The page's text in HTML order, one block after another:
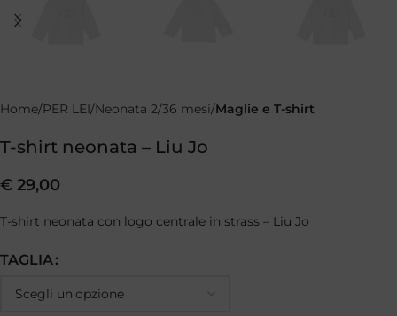
Home PER LEI Neonata 2/36 mesi Maglie e T-shirt
T-shirt neonata – Liu Jo
€ 29,00
T-shirt neonata con logo centrale in strass – Liu Jo
TAGLIA